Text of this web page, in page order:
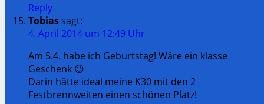
Reply
Tobiassagt:
4. April 2014 um 12:49 Uhr
Am 5.4. habe ich Geburtstag! Wäre ein klasse
Geschenk 😉
Darin hätte ideal meine K30 mit den 2
Festbrennweiten einen schönen Platz!